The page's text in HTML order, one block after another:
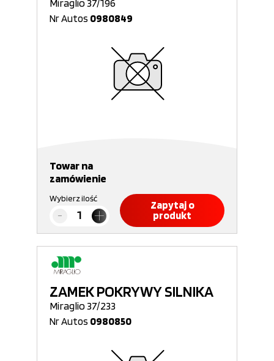
Miraglio 37/196
Nr Autos 0980849
Towar na
zamówienie
Wybierz ilość
Zapytaj o
produkt
ZAMEK POKRYWY SILNIKA
Miraglio 37/233
Nr Autos 0980850